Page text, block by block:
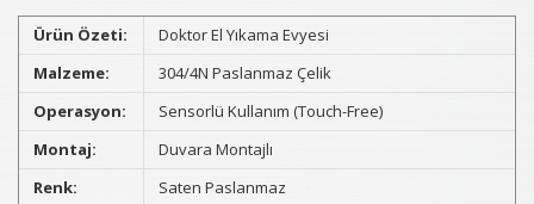
Ürün Özeti:
Doktor El Yıkama Evyesi
Malzeme:
304/4N Paslanmaz Çelik
Operasyon:
Sensorlü Kullanım (Touch-Free)
Montaj:
Duvara Montajlı
Renk:
Saten Paslanmaz